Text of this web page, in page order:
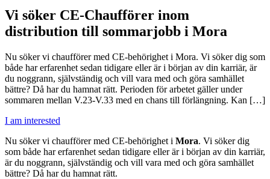
Vi söker CE-Chaufförer inom
distribution till sommarjobb i Mora
Nu söker vi chaufförer med CE-behörighet i Mora. Vi söker dig som
både har erfarenhet sedan tidigare eller är i början av din karriär, är
du noggrann, självständig och vill vara med och göra samhället
bättre? Då har du hamnat rätt. Perioden för arbetet gäller under
sommaren mellan V.23-V.33 med en chans till förlängning. Kan […]
I am interested
Nu söker vi chaufförer med CE-behörighet i Mora. Vi söker dig
som både har erfarenhet sedan tidigare eller är i början av din karriär,
är du noggrann, självständig och vill vara med och göra samhället
bättre? Då har du hamnat rätt.